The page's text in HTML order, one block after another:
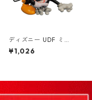
ディズニー UDF ミッ
キー・マウス (RUNAW
AY BRAIN より) フィ
¥1,026